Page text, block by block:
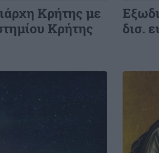
Ηλεκτρική διασύνδεση
Κύπρου: Πλειοψηφικός
γαλλική Meridiam στον GSI
Κρήτης με
Κρήτης
δισ.